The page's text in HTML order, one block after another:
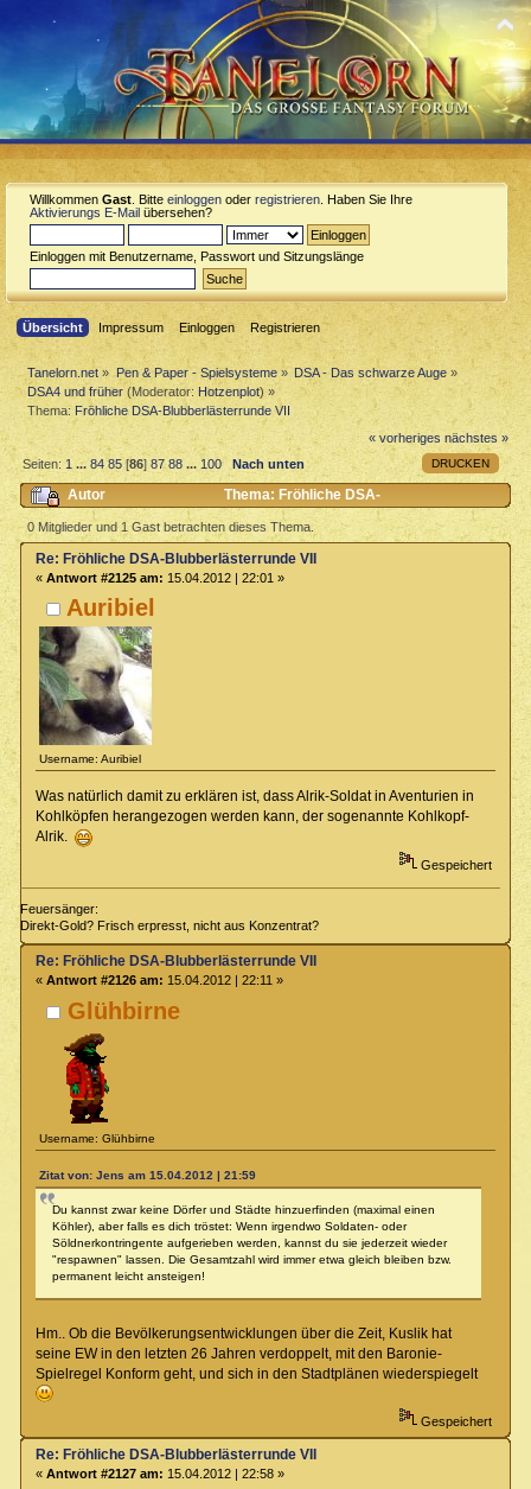
Willkommen Gast . Bitte einloggen oder registrieren . Haben Sie Ihre
Aktivierungs E-Mail übersehen?
Einloggen mit Benutzername, Passwort und Sitzungslänge
Übersicht Impressum Einloggen Registrieren
Tanelorn.net » Pen & Paper - Spielsysteme» DSA - Das schwarze Auge »
DSA4 und früher(Moderator:Hotzenplot) »
Thema:Fröhliche DSA-Blubberlästerrunde VII
« vorheriges nächstes »
DRUCKEN
Seiten:1 ...84 85 [86]87 88 ...100 Nach unten
Autor
Thema: Fröhliche DSA-
Blubberlästerrunde VII (Gelesen 359343 mal)
0 Mitglieder und 1 Gast betrachten dieses Thema.
Auribiel
Username: Auribiel
Re: Fröhliche DSA-Blubberlästerrunde VII
« Antwort #2125 am: 15.04.2012 | 22:01 »
Was natürlich damit zu erklären ist, dass Alrik-Soldat in Aventurien in
Kohlköpfen herangezogen werden kann, der sogenannte Kohlkopf-
Alrik.
Gespeichert
Feuersänger:
Direkt-Gold? Frisch erpresst, nicht aus Konzentrat?
Glühbirne
Username: Glühbirne
Re: Fröhliche DSA-Blubberlästerrunde VII
« Antwort #2126 am: 15.04.2012 | 22:11 »
Zitat von: Jens am 15.04.2012 | 21:59
Du kannst zwar keine Dörfer und Städte hinzuerfinden (maximal einen
Köhler), aber falls es dich tröstet: Wenn irgendwo Soldaten- oder
Söldnerkontringente aufgerieben werden, kannst du sie jederzeit wieder
"respawnen" lassen. Die Gesamtzahl wird immer etwa gleich bleiben bzw.
permanent leicht ansteigen!
Hm.. Ob die Bevölkerungsentwicklungen über die Zeit, Kuslik hat
seine EW in den letzten 26 Jahren verdoppelt, mit den Baronie-
Spielregel Konform geht, und sich in den Stadtplänen wiederspiegelt
Gespeichert
Re: Fröhliche DSA-Blubberlästerrunde VII
« Antwort #2127 am: 15.04.2012 | 22:58 »